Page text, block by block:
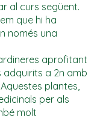
al curs següent.
que hi ha
només una
aprofitant
adquirits a 2n amb
plantes,
per als
molt